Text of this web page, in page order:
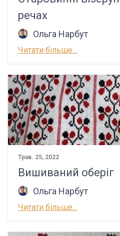
речах
Ольга Нарбут
Читати більше...
Трав. 25, 2022
Вишиваний оберіг
Ольга Нарбут
Читати більше...